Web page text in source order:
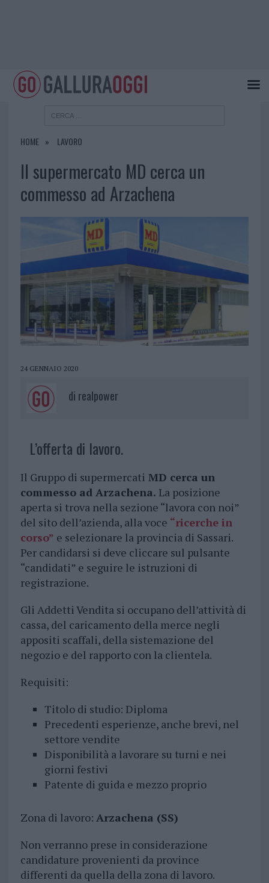
HOME LAVORO
Il supermercato MD cerca un
commesso ad Arzachena
24 GENNAIO 2020
di realpower
L’offerta di lavoro.
Il Gruppo di supermercati MD cerca un
commesso ad Arzachena. La posizione
aperta si trova nella sezione “lavora con noi”
del sito dell’azienda, alla voce “ricerche in
corso” e selezionare la provincia di Sassari.
Per candidarsi si deve cliccare sul pulsante
“candidati” e seguire le istruzioni di
registrazione.
Gli Addetti Vendita si occupano dell’attività di
cassa, del caricamento della merce negli
appositi scaffali, della sistemazione del
negozio e del rapporto con la clientela.
Requisiti:
Titolo di studio: Diploma
Precedenti esperienze, anche brevi, nel
settore vendite
Disponibilità a lavorare su turni e nei
giorni festivi
Patente di guida e mezzo proprio
Zona di lavoro: Arzachena (SS)
Non verranno prese in considerazione
candidature provenienti da province
differenti da quella della zona di lavoro.